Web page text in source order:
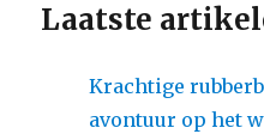
Laatste
Krachtige
avontuur op het